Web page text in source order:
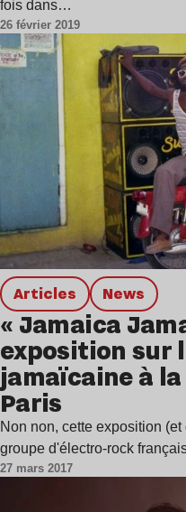
fois dans…
26 février 2019
Articles news
« Jamaica
exposition sur
jamaïcaine à
Paris
Non non, cette exposition
groupe d'électro-rock
27 mars 2017